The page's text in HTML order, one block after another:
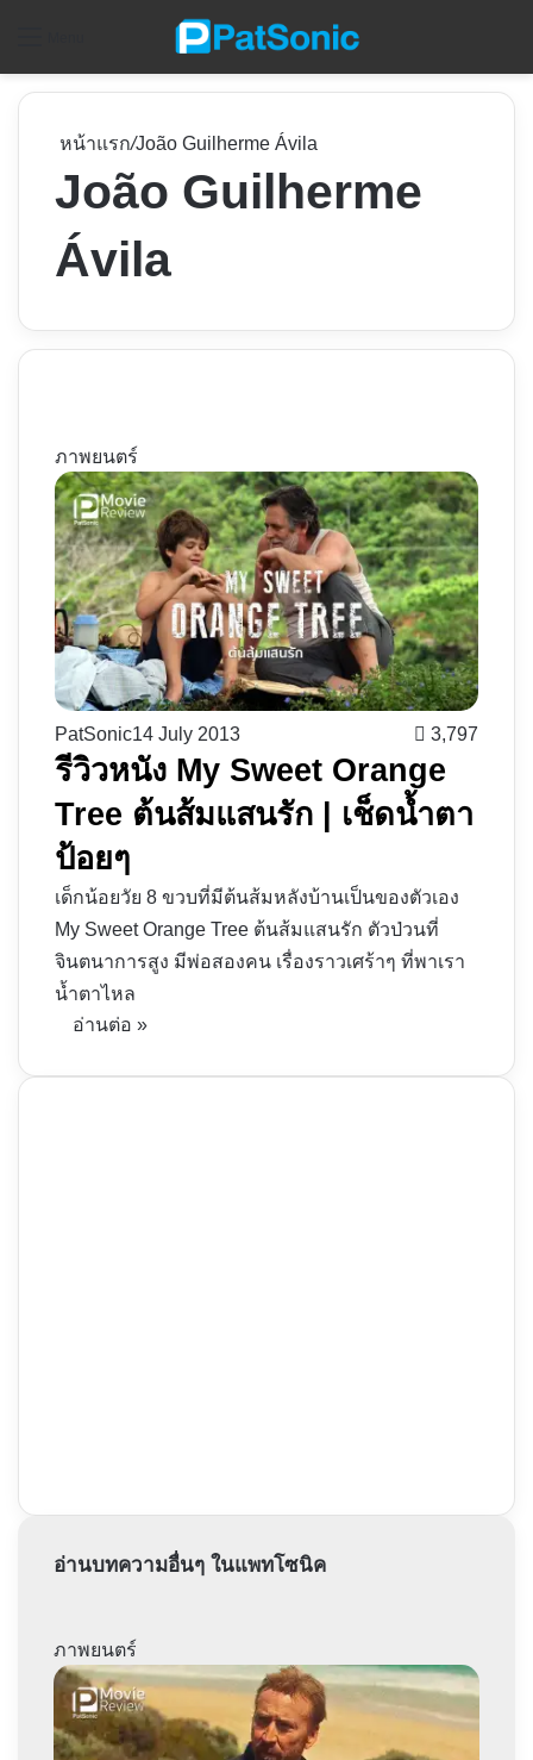
หน้าแรก/João Guilherme Ávila
João Guilherme
Ávila
ภาพยนตร์
PatSonic14 July 2013 3,797
รีวิวหนัง My Sweet Orange
Tree ต้นส้มแสนรัก | เช็ดน้ำตา
ป้อยๆ
เด็กน้อยวัย 8 ขวบที่มีต้นส้มหลังบ้านเป็นของตัวเอง
My Sweet Orange Tree ต้นส้มแสนรัก ตัวป่วนที่
จินตนาการสูง มีพ่อสองคน เรื่องราวเศร้าๆ ที่พาเรา
น้ำตาไหล
อ่านต่อ »
อ่านบทความอื่นๆ ในแพทโซนิค
ภาพยนตร์